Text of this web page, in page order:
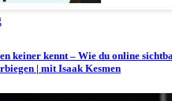
keiner kennt – Wie du online
| mit Isaak Kesmen